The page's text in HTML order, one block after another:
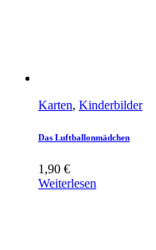
Karten, Kinderbilder
Das Luftballonmädchen
1,90 €
Weiterlesen